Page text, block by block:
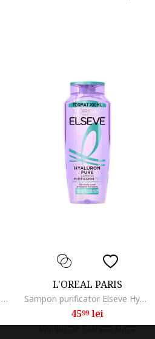
Sampon Node P pentru 400 ml, Fragil/Rebel, 400 ml
L'OREAL PARIS
Sampon purificator Elseve Hyaluron Pure pentru scalp si radacini grase si lungimi deshidratate, 700 ml
4599lei
Vandut de Fashion Days